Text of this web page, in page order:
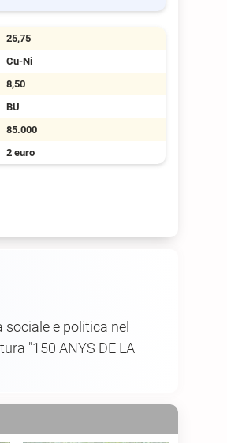
25,75
Cu-Ni
8,50
BU
85.000
2 euro
e politica nel
"150 ANYS DE LA